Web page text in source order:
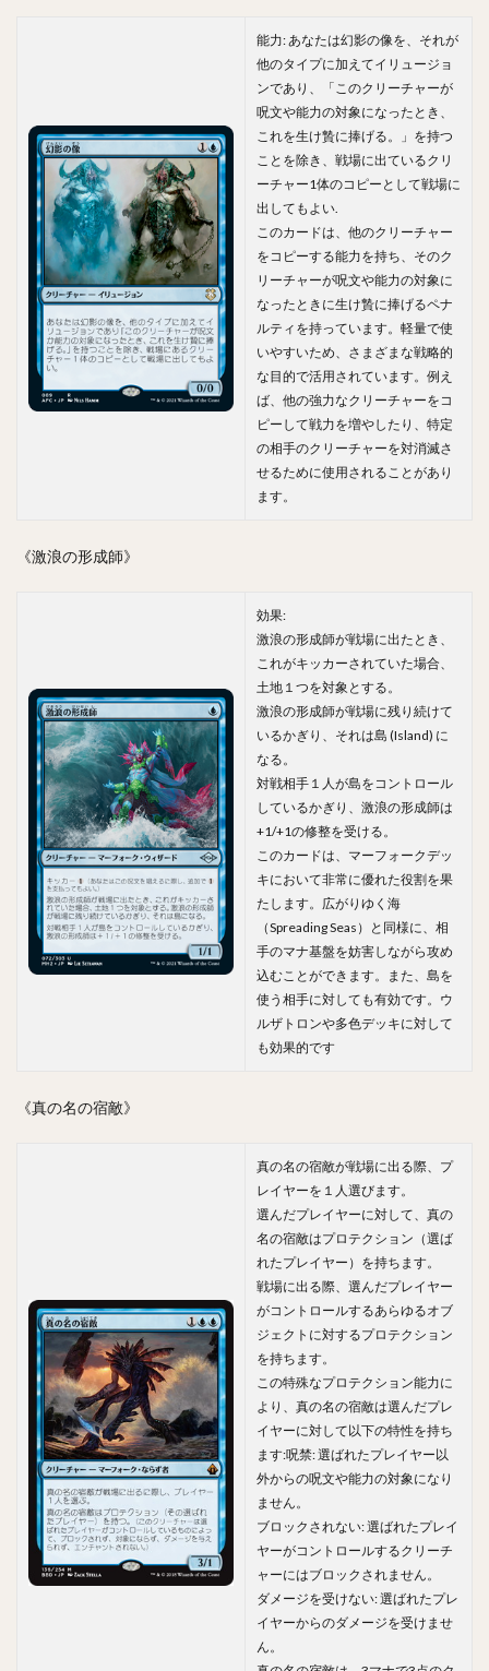
能力: あなたは幻影の像を、それが
他のタイプに加えてイリュージョ
ンであり、「このクリーチャーが
呪文や能力の対象になったとき、
これを生け贄に捧げる。」を持つ
ことを除き、戦場に出ているクリ
ーチャー1体のコピーとして戦場に
出してもよい.
このカードは、他のクリーチャー
をコピーする能力を持ち、そのク
リーチャーが呪文や能力の対象に
なったときに生け贄に捧げるペナ
ルティを持っています。軽量で使
いやすいため、さまざまな戦略的
な目的で活用されています。例え
ば、他の強力なクリーチャーをコ
ピーして戦力を増やしたり、特定
の相手のクリーチャーを対消滅さ
せるために使用されることがあり
ます。
《激浪の形成師》
効果:
激浪の形成師が戦場に出たとき、
これがキッカーされていた場合、
土地１つを対象とする。
激浪の形成師が戦場に残り続けて
いるかぎり、それは島 (Island) に
なる。
対戦相手１人が島をコントロール
しているかぎり、激浪の形成師は
+1/+1の修整を受ける。
このカードは、マーフォークデッ
キにおいて非常に優れた役割を果
たします。広がりゆく海
（Spreading Seas）と同様に、相
手のマナ基盤を妨害しながら攻め
込むことができます。また、島を
使う相手に対しても有効です。ウ
ルザトロンや多色デッキに対して
も効果的です
《真の名の宿敵》
真の名の宿敵が戦場に出る際、プ
レイヤーを１人選びます。
選んだプレイヤーに対して、真の
名の宿敵はプロテクション（選ば
れたプレイヤー）を持ちます。
戦場に出る際、選んだプレイヤー
がコントロールするあらゆるオブ
ジェクトに対するプロテクション
を持ちます。
この特殊なプロテクション能力に
より、真の名の宿敵は選んだプレ
イヤーに対して以下の特性を持ち
ます:呪禁: 選ばれたプレイヤー以
外からの呪文や能力の対象になり
ません。
ブロックされない: 選ばれたプレイ
ヤーがコントロールするクリーチ
ャーにはブロックされません。
ダメージを受けない: 選ばれたプレ
イヤーからのダメージを受けませ
ん。